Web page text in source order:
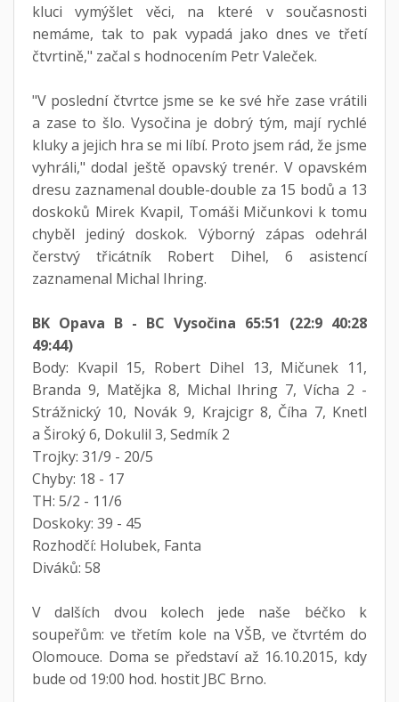
kluci vymýšlet věci, na které v současnosti
nemáme, tak to pak vypadá jako dnes ve třetí
čtvrtině," začal s hodnocením Petr Valeček.
"V poslední čtvrtce jsme se ke své hře zase vrátili
a zase to šlo. Vysočina je dobrý tým, mají rychlé
kluky a jejich hra se mi líbí. Proto jsem rád, že jsme
vyhráli," dodal ještě opavský trenér. V opavském
dresu zaznamenal double-double za 15 bodů a 13
doskoků Mirek Kvapil, Tomáši Mičunkovi k tomu
chyběl jediný doskok. Výborný zápas odehrál
čerstvý třicátník Robert Dihel, 6 asistencí
zaznamenal Michal Ihring.
BK Opava B - BC Vysočina 65:51 (22:9 40:28
49:44)
Body: Kvapil 15, Robert Dihel 13, Mičunek 11,
Branda 9, Matějka 8, Michal Ihring 7, Vícha 2 -
Strážnický 10, Novák 9, Krajcigr 8, Číha 7, Knetl
a Široký 6, Dokulil 3, Sedmík 2
Trojky: 31/9 - 20/5
Chyby: 18 - 17
TH: 5/2 - 11/6
Doskoky: 39 - 45
Rozhodčí: Holubek, Fanta
Diváků: 58
V dalších dvou kolech jede naše béčko k
soupeřům: ve třetím kole na VŠB, ve čtvrtém do
Olomouce. Doma se představí až 16.10.2015, kdy
bude od 19:00 hod. hostit JBC Brno.